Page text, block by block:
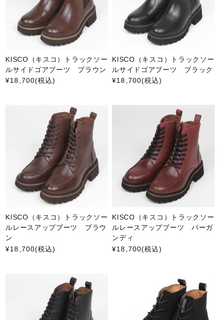
KISCO（キスコ）トラックソー
ルサイドゴアブーツ ブラウン
¥18,700(税込)
KISCO（キスコ）トラックソー
ルサイドゴアブーツ ブラック
¥18,700(税込)
KISCO（キスコ）トラックソー
ルレースアップブーツ ブラウ
ン
¥18,700(税込)
KISCO（キスコ）トラックソー
ルレースアップブーツ バーガ
ンディ
¥18,700(税込)